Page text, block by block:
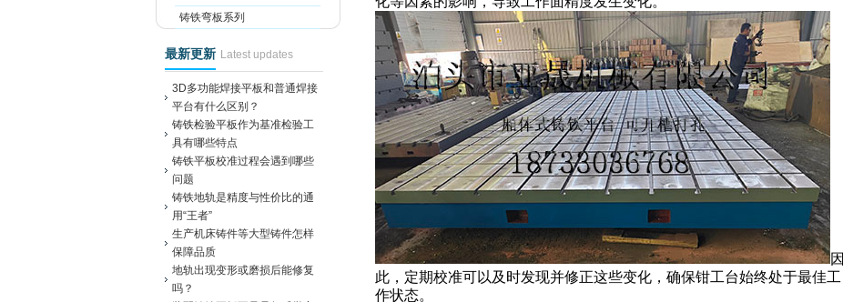
铸铁弯板系列
最新更新 Latest updates
3D多功能焊接平板和普通焊接
平台有什么区别？
铸铁检验平板作为基准检验工
具有哪些特点
铸铁平板校准过程会遇到哪些
问题
铸铁地轨是精度与性价比的通
用“王者”
生产机床铸件等大型铸件怎样
保障品质
地轨出现变形或磨损后能修复
吗？
因
此，定期校准可以及时发现并修正这些变化，确保钳工台始终处于最佳工
作状态。